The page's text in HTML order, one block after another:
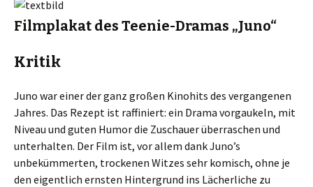
Filmplakat des Teenie-Dramas „Juno“
Kritik
Juno war einer der ganz großen Kinohits des vergangenen
Jahres. Das Rezept ist raffiniert: ein Drama vorgaukeln, mit
Niveau und guten Humor die Zuschauer überraschen und
unterhalten. Der Film ist, vor allem dank Juno’s
unbekümmerten, trockenen Witzes sehr komisch, ohne je
den eigentlich ernsten Hintergrund ins Lächerliche zu